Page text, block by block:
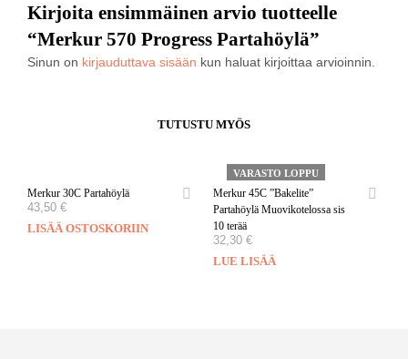
Kirjoita ensimmäinen arvio tuotteelle
“Merkur 570 Progress Partahöylä”
Sinun on kirjauduttava sisään kun haluat kirjoittaa arvioinnin.
TUTUSTU MYÖS
Merkur 30C Partahöylä
43,50 €
LISÄÄ OSTOSKORIIN
VARASTO LOPPU
Merkur 45C ”Bakelite”
Partahöylä Muovikotelossa sis
10 terää
32,30 €
LUE LISÄÄ